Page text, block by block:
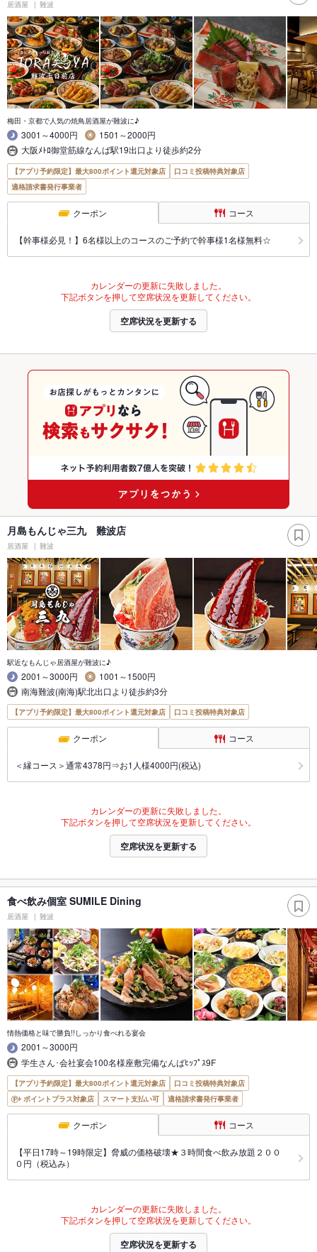
居酒屋 難波
梅田・京都で人気の焼鳥居酒屋が難波に♪
3001～4000円
1501～2000円
大阪ﾒﾄﾛ御堂筋線なんば駅19出口より徒歩約2分
【アプリ予約限定】最大800ポイント還元対象店
口コミ投稿特典対象店
適格請求書発行事業者
クーポン コース
【幹事様必見！】6名様以上のコースのご予約で幹事様1名様無料☆
カレンダーの更新に失敗しました。
下記ボタンを押して空席状況を更新してください。
空席状況を更新する
月島もんじゃ三九 難波店
居酒屋 難波
駅近なもんじゃ居酒屋が難波に♪
2001～3000円
1001～1500円
南海難波(南海)駅北出口より徒歩約3分
【アプリ予約限定】最大800ポイント還元対象店 口コミ投稿特典対象店
クーポン コース
＜縁コース＞通常4378円⇒お1人様4000円(税込)
カレンダーの更新に失敗しました。
下記ボタンを押して空席状況を更新してください。
空席状況を更新する
食べ飲み個室 SUMILE Dining
居酒屋 難波
情熱価格と味で勝負!!しっかり食べれる宴会
2001～3000円
学生さん･会社宴会100名様座敷完備なんばﾋｯﾌﾟｽ9F
【アプリ予約限定】最大800ポイント還元対象店
口コミ投稿特典対象店
ポイントプラス対象店
スマート支払い可 適格請求書発行事業者
クーポン コース
【平日17時～19時限定】脅威の価格破壊★３時間食べ飲み放題２００
０円（税込み）
カレンダーの更新に失敗しました。
下記ボタンを押して空席状況を更新してください。
空席状況を更新する